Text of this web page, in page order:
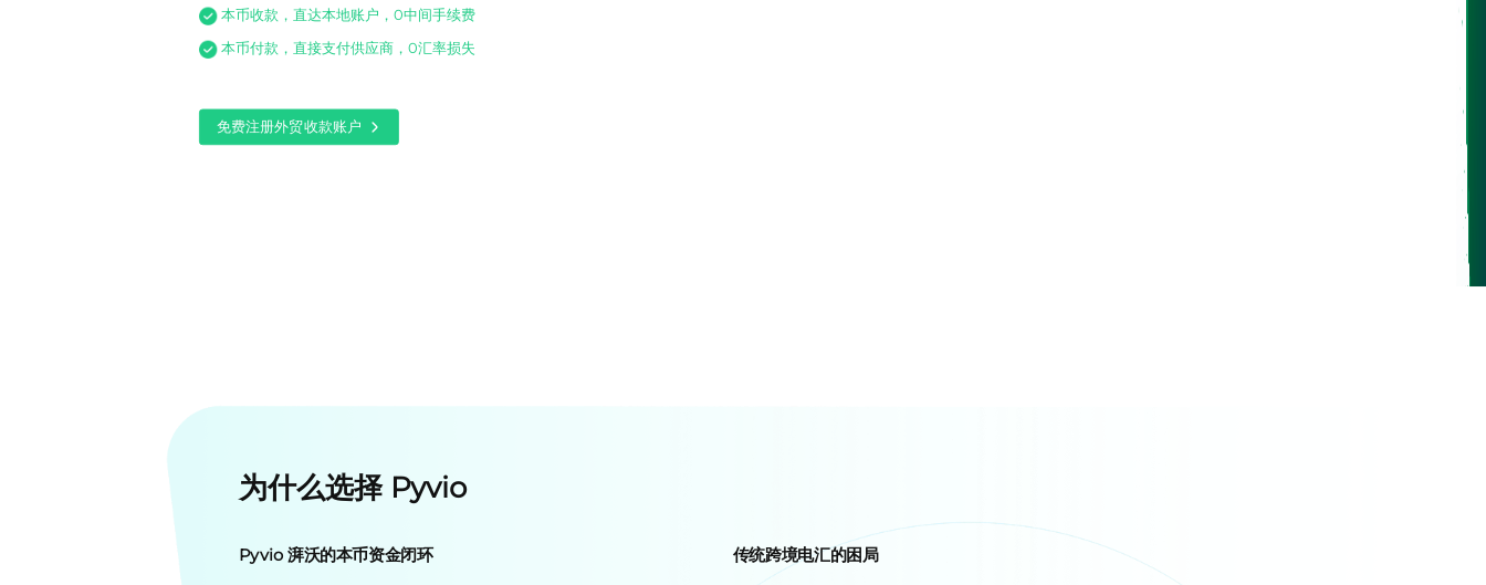
本币收款，直达本地账户，0中间手续费
本币付款，直接支付供应商，0汇率损失
免费注册外贸收款账户
为什么选择 Pyvio
Pyvio 湃沃的本币资金闭环 传统跨境电汇的困局